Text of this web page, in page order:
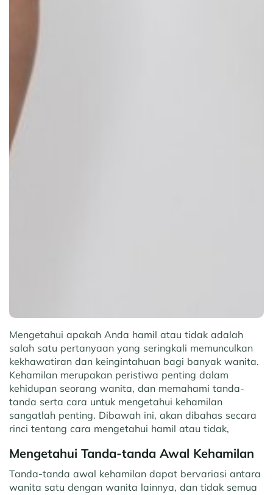
Mengetahui apakah Anda hamil atau tidak adalah
salah satu pertanyaan yang seringkali memunculkan
kekhawatiran dan keingintahuan bagi banyak wanita.
Kehamilan merupakan peristiwa penting dalam
kehidupan seorang wanita, dan memahami tanda-
tanda serta cara untuk mengetahui kehamilan
sangatlah penting. Dibawah ini, akan dibahas secara
rinci tentang cara mengetahui hamil atau tidak,
Mengetahui Tanda-tanda Awal Kehamilan
Tanda-tanda awal kehamilan dapat bervariasi antara
wanita satu dengan wanita lainnya, dan tidak semua